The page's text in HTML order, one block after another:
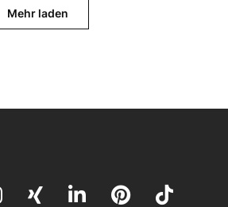
Mehr laden